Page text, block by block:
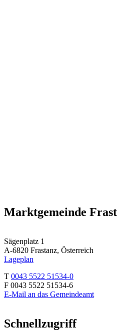
Marktgemeinde
Sägenplatz 1
A-6820 Frastanz, Österreich
Lageplan
T 0043 5522 51534-0
F 0043 5522 51534-6
E-Mail an das Gemeindeamt
Schnellzugriff